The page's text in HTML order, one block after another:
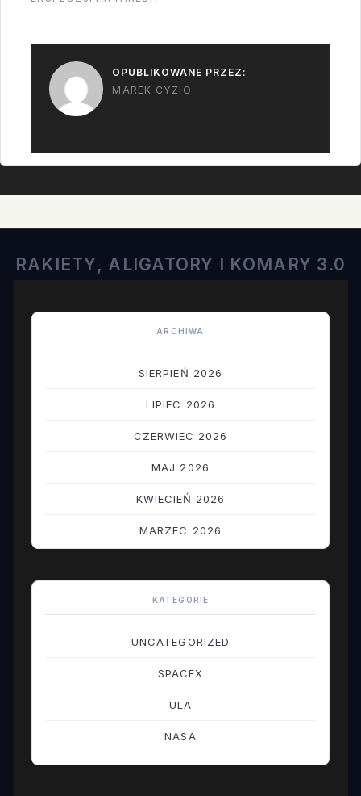
OPUBLIKOWANE PRZEZ:
MAREK CYZIO
RAKIETY, ALIGATORY I KOMARY 3.0
ARCHIWA
SIERPIEŃ 2026
LIPIEC 2026
CZERWIEC 2026
MAJ 2026
KWIECIEŃ 2026
MARZEC 2026
STYCZEŃ 2026
KATEGORIE
UNCATEGORIZED
SPACEX
ULA
NASA